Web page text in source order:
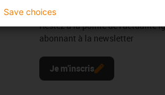
Newsletter
Restez à la pointe de l'actualité
abonnant à la newsletter
Je m'inscris
Save choices